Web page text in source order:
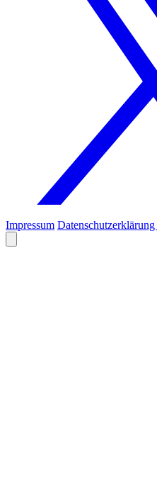
Impressum Datenschutzerklärung